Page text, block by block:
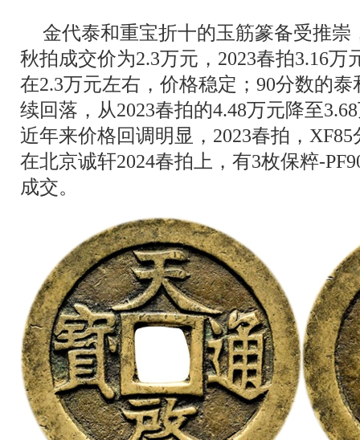
金代泰和重宝折十的玉筋篆备受推崇
秋拍成交价为2.3万元，2023春拍3.16万
在2.3万元左右，价格稳定；90分数的
续回落，从2023春拍的4.48万元降至
近年来价格回调明显，2023春拍，
在北京诚轩2024春拍上，有3枚保粹-
成交。